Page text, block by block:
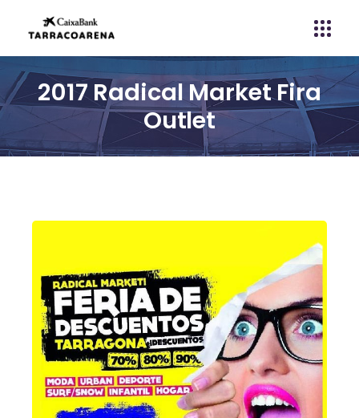
2017 Radical Market Fira
Outlet